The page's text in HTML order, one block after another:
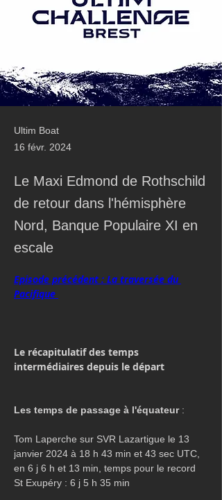
Ultim Boat
16 févr. 2024
Le Maxi Edmond de Rothschild
de retour dans l'hémisphère
Nord, Banque Populaire XI en
escale
Episode précédent : La traversée du
Pacifique
Le récapitulatif des temps
intermédiaires depuis le départ
Les temps de passage à l'équateur :
Tom Laperche sur SVR Lazartigue le 13
janvier 2024 à 18 h 43 min et 43 sec UTC,
en 6 j 6 h et 13 min, temps pour le record
St Exupéry : 6 j 5 h 35 min